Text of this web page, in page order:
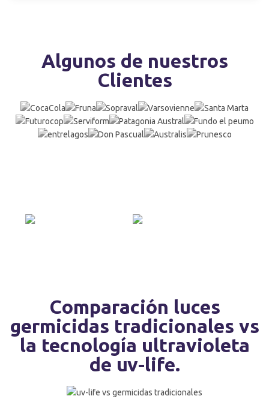
Algunos de nuestros
Clientes
Comparación luces
germicidas tradicionales vs
la tecnología ultravioleta
de uv-life.